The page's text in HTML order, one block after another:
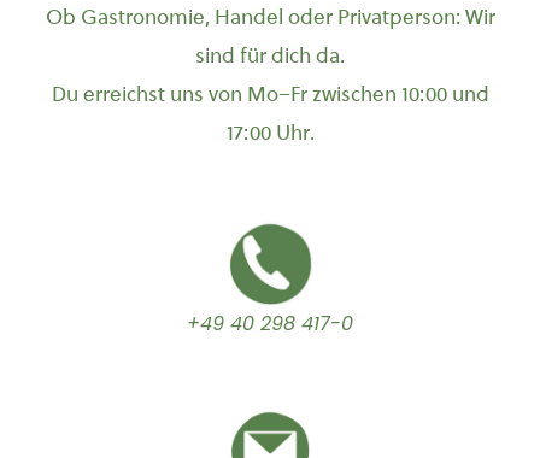
Ob Gastronomie, Handel oder Privatperson: Wir
sind für dich da.
Du erreichst uns von Mo–Fr zwischen 10:00 und
17:00 Uhr.
+49 40 298 417-0